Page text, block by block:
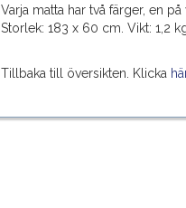
Varja matta har två färger, en på
Storlek: 183 x 60 cm. Vikt: 1,2
Tillbaka till översikten. Klicka